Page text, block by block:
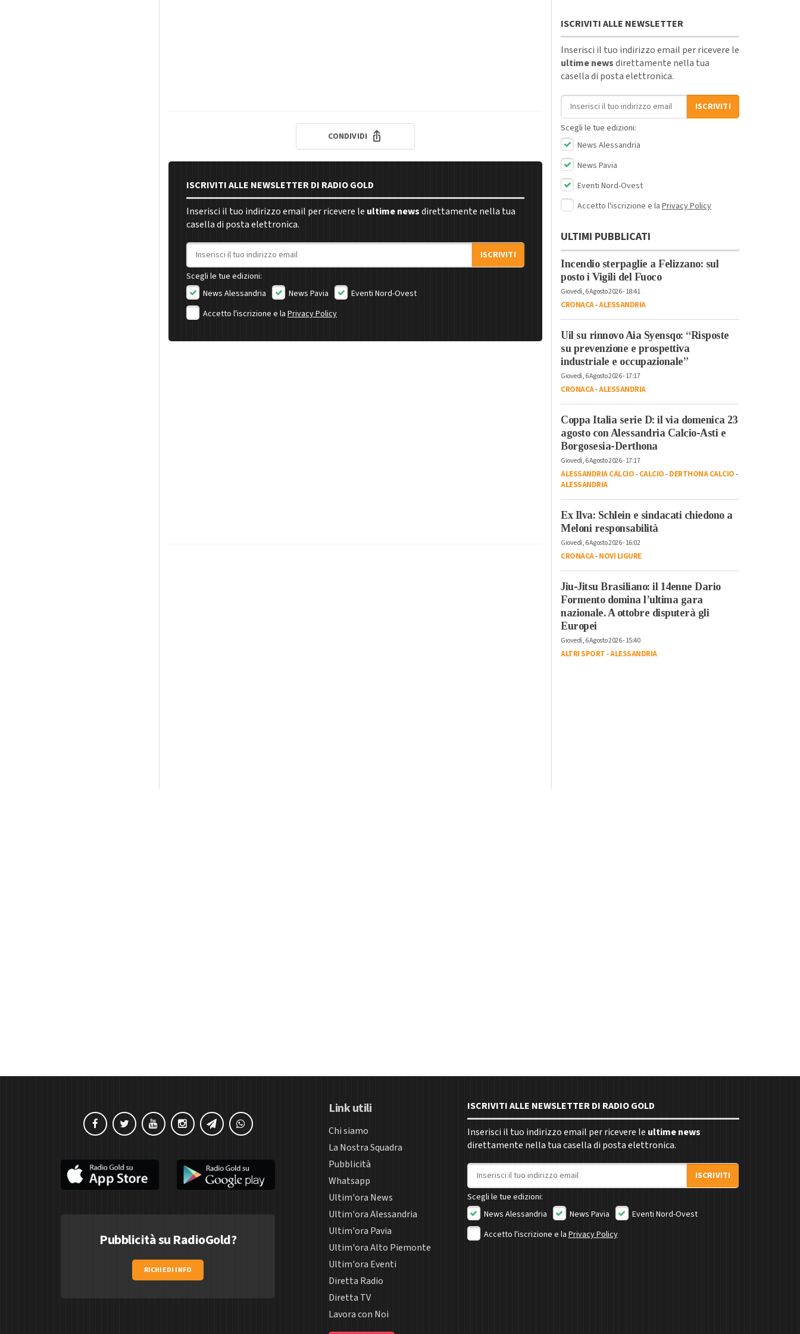
CONDIVIDI
ISCRIVITI ALLE NEWSLETTER DI RADIO GOLD
Inserisci il tuo indirizzo email per ricevere le ultime newsdirettamente nella tua
casella di posta elettronica.
Indirizzo email
ISCRIVITI
Scegli le tue edizioni:
News Alessandria
News Pavia
Eventi Nord-Ovest
Accetto l'iscrizione e la Privacy Policy
ISCRIVITI ALLE NEWSLETTER
Inserisci il tuo indirizzo email per ricevere le
ultime newsdirettamente nella tua
casella di posta elettronica.
Indirizzo email
ISCRIVITI
Scegli le tue edizioni:
News Alessandria
News Pavia
Eventi Nord-Ovest
Accetto l'iscrizione e la Privacy Policy
ULTIMI PUBBLICATI
Incendio sterpaglie a Felizzano: sul
posto i Vigili del Fuoco
Giovedì, 6 Agosto 2026 - 18:41
CRONACA-ALESSANDRIA
Uil su rinnovo Aia Syensqo: “Risposte
su prevenzione e prospettiva
industriale e occupazionale”
Giovedì, 6 Agosto 2026 - 17:17
CRONACA-ALESSANDRIA
Coppa Italia serie D: il via domenica 23
agosto con Alessandria Calcio-Asti e
Borgosesia-Derthona
Giovedì, 6 Agosto 2026 - 17:17
ALESSANDRIA CALCIO-CALCIO-DERTHONA CALCIO-
ALESSANDRIA
Ex Ilva: Schlein e sindacati chiedono a
Meloni responsabilità
Giovedì, 6 Agosto 2026 - 16:02
CRONACA-NOVI LIGURE
Jiu-Jitsu Brasiliano: il 14enne Dario
Formento domina l’ultima gara
nazionale. A ottobre disputerà gli
Europei
Giovedì, 6 Agosto 2026 - 15:40
ALTRI SPORT-ALESSANDRIA
Pubblicità su RadioGold?
RICHIEDI INFO
Link utili
Chi siamo
La Nostra Squadra
Pubblicità
Whatsapp
Ultim'ora News
Ultim'ora Alessandria
Ultim'ora Pavia
Ultim'ora Alto Piemonte
Ultim'ora Eventi
Diretta Radio
Diretta TV
Lavora con Noi
ISCRIVITI ALLE NEWSLETTER DI RADIO GOLD
Inserisci il tuo indirizzo email per ricevere le ultime news
direttamente nella tua casella di posta elettronica.
Indirizzo email
ISCRIVITI
Scegli le tue edizioni:
News Alessandria
News Pavia
Eventi Nord-Ovest
Accetto l'iscrizione e la Privacy Policy